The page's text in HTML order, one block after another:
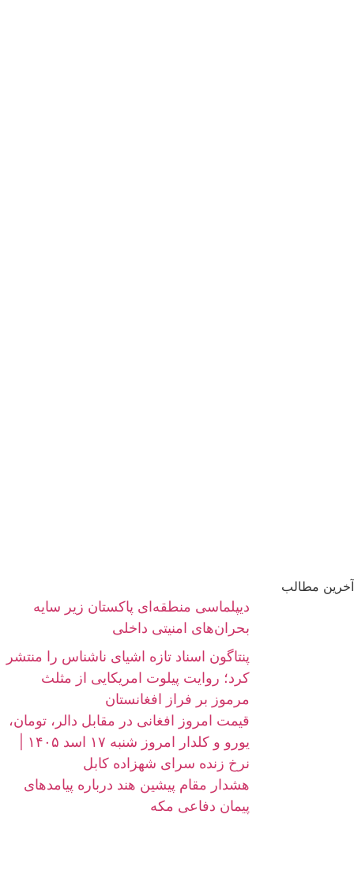
آخرین مطالب
دیپلماسی منطقه‌ای پاکستان زیر سایه
بحران‌های امنیتی داخلی
پنتاگون اسناد تازه اشیای ناشناس را منتشر
کرد؛ روایت پیلوت امریکایی از مثلث
مرموز بر فراز افغانستان
قیمت امروز افغانی در مقابل دالر، تومان،
نرخ زنده سرای شهزاده کابل
هشدار مقام پیشین هند درباره پیامدهای
پیمان دفاعی مکه